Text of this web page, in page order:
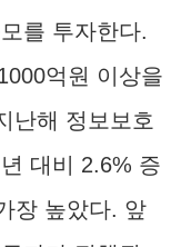
를 투자한다.
억원 이상을
난해 정보보호
대비 2.6% 증
장 높았다. 앞